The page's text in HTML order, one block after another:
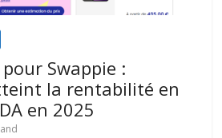
Swappie :
la rentabilité en
en 2025